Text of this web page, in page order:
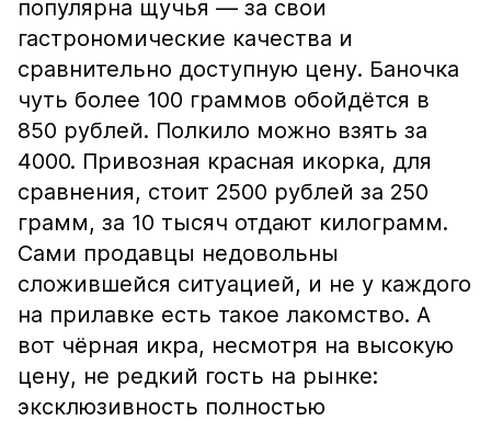
популярна щучья — за свои
гастрономические качества и
сравнительно доступную цену. Баночка
чуть более 100 граммов обойдётся в
850 рублей. Полкило можно взять за
4000. Привозная красная икорка, для
сравнения, стоит 2500 рублей за 250
грамм, за 10 тысяч отдают килограмм.
Сами продавцы недовольны
сложившейся ситуацией, и не у каждого
на прилавке есть такое лакомство. А
вот чёрная икра, несмотря на высокую
цену, не редкий гость на рынке:
эксклюзивность полностью